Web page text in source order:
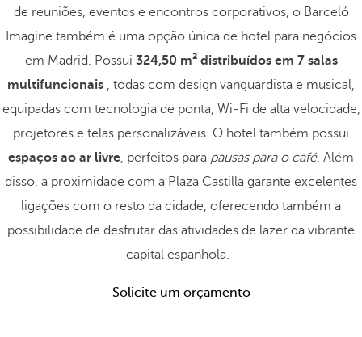
de reuniões, eventos e encontros corporativos, o Barceló
Imagine também é uma opção única de hotel para negócios
em Madrid. Possui 324,50 m² distribuídos em 7 salas
multifuncionais , todas com design vanguardista e musical,
equipadas com tecnologia de ponta, Wi-Fi de alta velocidade,
projetores e telas personalizáveis. O hotel também possui
espaços ao ar livre, perfeitos para pausas para o café. Além
disso, a proximidade com a Plaza Castilla garante excelentes
ligações com o resto da cidade, oferecendo também a
possibilidade de desfrutar das atividades de lazer da vibrante
capital espanhola.
Solicite um orçamento